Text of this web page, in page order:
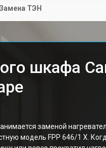
Замена ТЭН
шкафа
заменой
модель FPP 646/1 X.